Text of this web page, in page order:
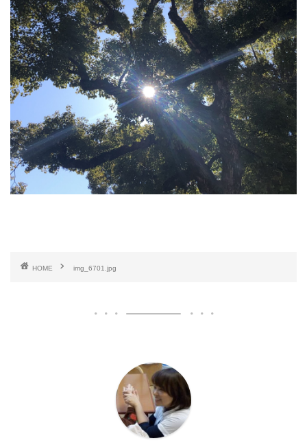
HOME img_6701.jpg